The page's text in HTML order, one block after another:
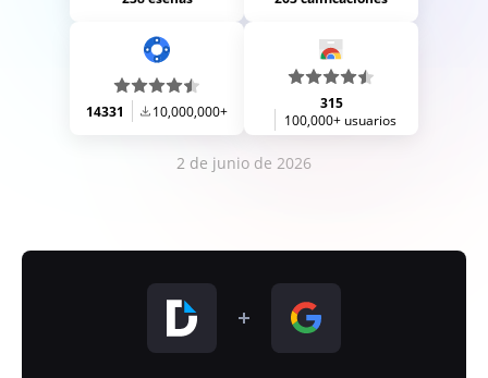
14331 10,000,000+
315
100,000+ usuarios
2 de junio de 2026